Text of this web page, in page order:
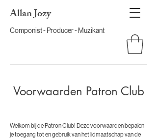
Allan Jozy
Componist - Producer - Muzikant
Voorwaarden Patron Club
Welkom bij de Patron Club! Deze voorwaarden bepalen
je toegang tot en gebruik van het lidmaatschap van de